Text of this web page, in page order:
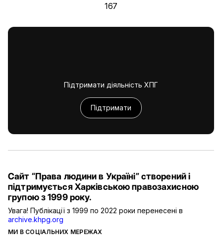
167
Підтримати діяльність ХПГ
Підтримати
МИ В СОЦІАЛЬНИХ МЕРЕЖАХ
Сайт “Права людини в Україні” створений і
підтримується Харківською правозахисною
групою з 1999 року.
Увага! Публікації з 1999 по 2022 роки перенесені в
archive.khpg.org